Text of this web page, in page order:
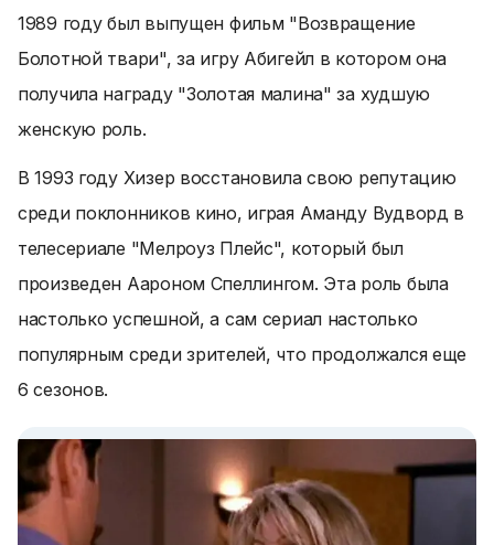
1989 году был выпущен фильм "Возвращение
Болотной твари", за игру Абигейл в котором она
получила награду "Золотая малина" за худшую
женскую роль.
В 1993 году Хизер восстановила свою репутацию
среди поклонников кино, играя Аманду Вудворд в
телесериале "Мелроуз Плейс", который был
произведен Аароном Спеллингом. Эта роль была
настолько успешной, а сам сериал настолько
популярным среди зрителей, что продолжался еще
6 сезонов.